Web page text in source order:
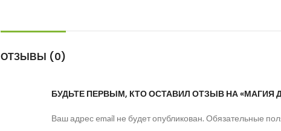
ОТЗЫВЫ (0)
БУДЬТЕ ПЕРВЫМ, КТО ОСТАВИЛ ОТЗЫВ НА «МАГИЯ
Ваш адрес email не будет опубликован. Обязательные